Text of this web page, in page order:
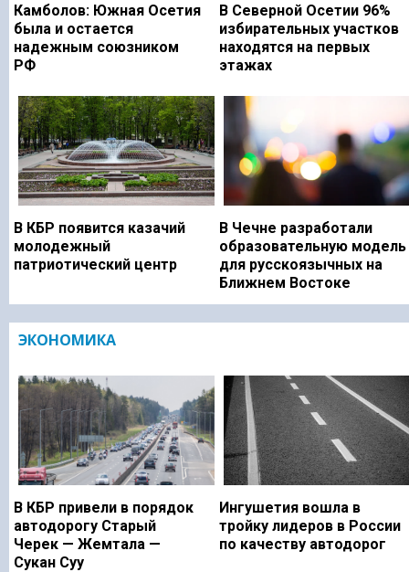
Камболов: Южная Осетия
была и остается
надежным союзником
РФ
В Северной Осетии 96%
избирательных участков
находятся на первых
этажах
В КБР появится казачий
молодежный
патриотический центр
В Чечне разработали
образовательную модель
для русскоязычных на
Ближнем Востоке
ЭКОНОМИКА
В КБР привели в порядок
автодорогу Старый
Черек — Жемтала —
Сукан Суу
Ингушетия вошла в
тройку лидеров в России
по качеству автодорог